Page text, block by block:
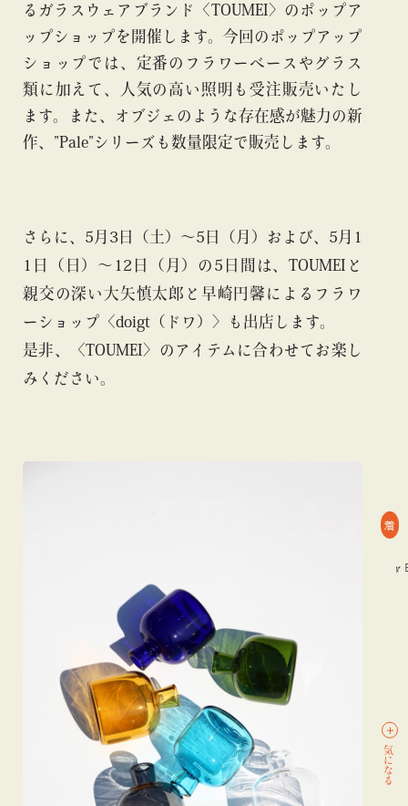
blog
るガラスウェアブランド〈TOUMEI〉のポップア
ップショップを開催します。今回のポップアップ
ショップでは、定番のフラワーベースやグラス
類に加えて、人気の高い照明も受注販売いたし
ます。また、オブジェのような存在感が魅力の新
作、”Pale”シリーズも数量限定で販売します。
さらに、5月3日（土）〜5日（月）および、5月1
1日（日）〜12日（月）の5日間は、TOUMEIと
親交の深い大矢慎太郎と早崎円馨によるフラワ
ーショップ〈doigt（ドワ）〉も出店します。
是非、〈TOUMEI〉のアイテムに合わせてお楽し
みください。
着
#TOKYO CULTUART by
気になる